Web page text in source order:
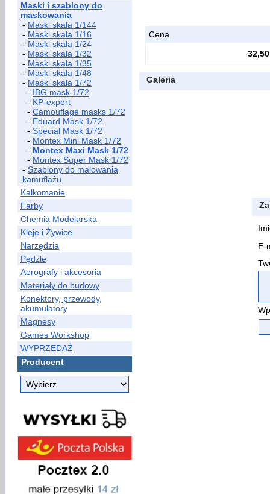
Maski i szablony do
maskowania
- Maski skala 1/144
- Maski skala 1/16
- Maski skala 1/24
- Maski skala 1/32
- Maski skala 1/35
- Maski skala 1/48
- Maski skala 1/72
- IBG mask 1/72
- KP-expert
- Camouflage masks 1/72
- Eduard Mask 1/72
- Special Mask 1/72
- Montex Mini Mask 1/72
- Montex Maxi Mask 1/72
- Montex Super Mask 1/72
- Szablony do malowania
kamuflażu
Kalkomanie
Farby
Chemia Modelarska
Kleje i Żywice
Narzędzia
Pędzle
Aerografy i akcesoria
Materiały do budowy
Konektory, przewody,
akumulatory
Magnesy
Games Workshop
WYPRZEDAŻ
Producent
Cena
32,50
Galeria
E-